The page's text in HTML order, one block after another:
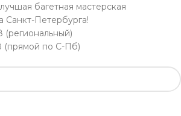
багетная мастерская
Санкт-Петербурга!
(региональный)
(прямой по С-Пб)